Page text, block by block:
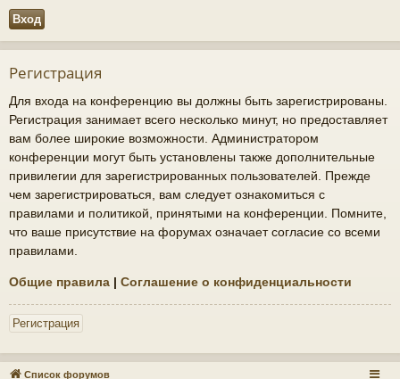
Регистрация
Для входа на конференцию вы должны быть зарегистрированы.
Регистрация занимает всего несколько минут, но предоставляет
вам более широкие возможности. Администратором
конференции могут быть установлены также дополнительные
привилегии для зарегистрированных пользователей. Прежде
чем зарегистрироваться, вам следует ознакомиться с
правилами и политикой, принятыми на конференции. Помните,
что ваше присутствие на форумах означает согласие со всеми
правилами.
Общие правила | Соглашение о конфиденциальности
Регистрация
Список форумов